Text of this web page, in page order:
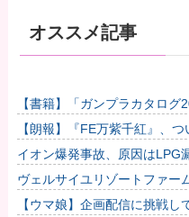
オススメ記事
【書籍】「ガンプラカタロ
開始】他
【朗報】『FE万紫千紅』、
見れるようになる他
イオン爆発事故、原因は
ヴェルサイユリゾートファー
到着
【ウマ娘】企画配信に挑戦し